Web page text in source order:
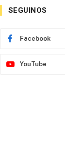
SEGUINOS
Facebook
YouTube